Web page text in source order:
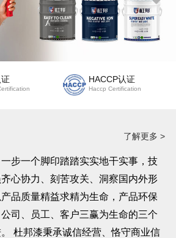
HACCP认证
Haccp Certification
了解更多 >
步一个脚印踏踏实实地干实事，技
心协力、刻苦攻关、洞察国内外形
品质量精益求精为生命，产品环保
司、员工、客户三赢为生命的三个
杜邦漆秉承诚信经营、恪守商业信